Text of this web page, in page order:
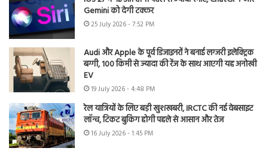
Gemini को देगी टक्कर
25 July 2026 - 7:52 PM
Audi और Apple के पूर्व डिजाइनरों ने बनाई लग्जरी इलेक्ट्रिक
बग्गी, 100 किमी से ज्यादा की रेंज के साथ आएगी यह अनोखी
EV
19 July 2026 - 4:48 PM
रेल यात्रियों के लिए बड़ी खुशखबरी, IRCTC की नई वेबसाइट
लॉन्च, टिकट बुकिंग होगी पहले से आसान और तेज
16 July 2026 - 1:45 PM